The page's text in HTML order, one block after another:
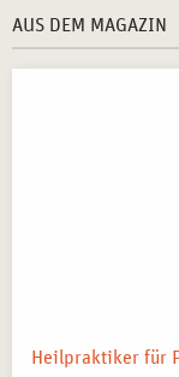
AUS DEM MAGAZIN